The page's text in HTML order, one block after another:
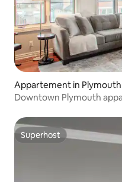
Appartement in Plymouth
Downtown Plymouth
Superhost
Superhost